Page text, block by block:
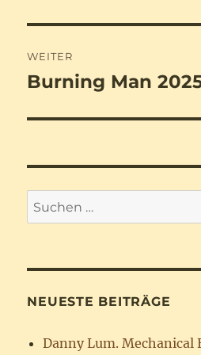
WEITER
Nächster
Burning Man
Suchen
nach:
NEUESTE BEITRÄGE
Danny Lum. Mechanical